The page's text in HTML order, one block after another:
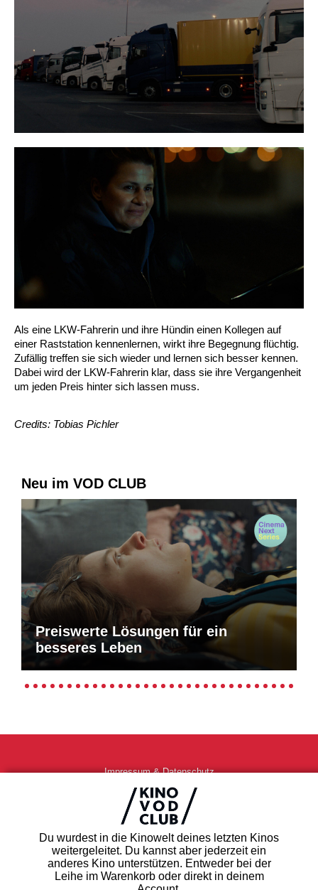
Du wurdest in die Kinowelt deines letzten Kinos
weitergeleitet. Du kannst aber jederzeit ein
anderes Kino unterstützen. Entweder bei der
Leihe im Warenkorb oder direkt in deinem
Als eine LKW-Fahrerin und ihre Hündin einen Kollegen auf
einer Raststation kennenlernen, wirkt ihre Begegnung flüchtig.
Zufällig treffen sie sich wieder und lernen sich besser kennen.
Dabei wird der LKW-Fahrerin klar, dass sie ihre Vergangenheit
um jeden Preis hinter sich lassen muss.
Credits: Tobias Pichler
Neu im VOD CLUB
Preiswerte Lösungen für ein
besseres Leben
Impressum & Datenschutz
AGB
Kontakt
FAQ
Newsletter
Partner